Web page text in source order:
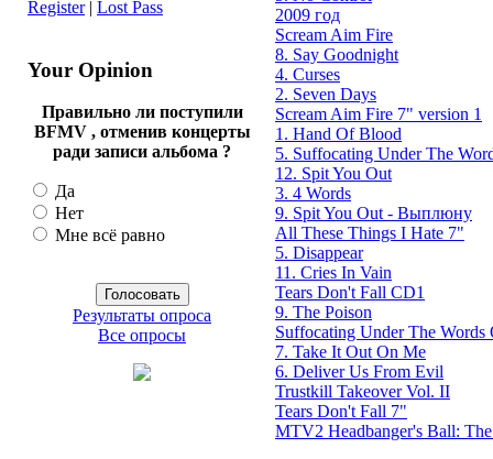
Register| Lost Pass
Your Opinion
Правильно ли поступили
BFMV , отменив концерты
ради записи альбома ?
Да
Нет
Мне всё равно
Результаты опроса
Все опросы
2009 год
Scream Aim Fire
8. Say Goodnight
4. Curses
2. Seven Days
Scream Aim Fire 7" version 1
1. Hand Of Blood
5. Suffocating Under The
12. Spit You Out
3. 4 Words
9. Spit You Out - Выплюну
All These Things I Hate 7"
5. Disappear
11. Cries In Vain
Tears Don't Fall CD1
9. The Poison
Suffocating Under The Words
7. Take It Out On Me
6. Deliver Us From Evil
Trustkill Takeover Vol. II
Tears Don't Fall 7"
MTV2 Headbanger's Ball: